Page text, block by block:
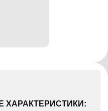
ХАРАКТЕРИСТИКИ: